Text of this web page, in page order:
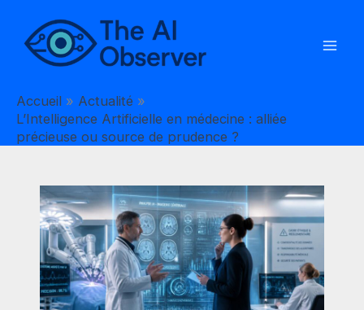
contenu
Accueil
Actualité
L’Intelligence Artificielle en médecine : alliée
précieuse ou source de prudence ?